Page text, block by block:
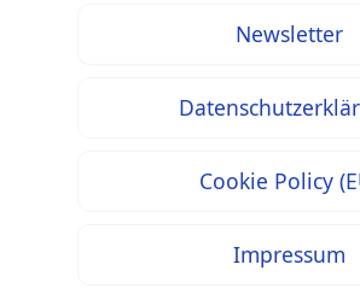
Newsletter
Cookie Policy
Impressum